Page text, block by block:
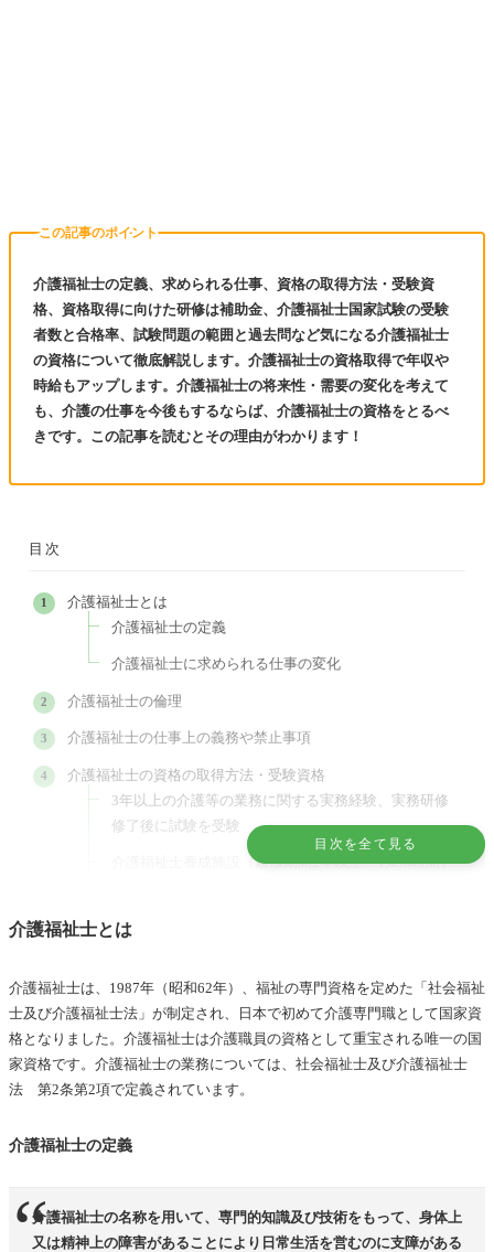
この記事のポイント
介護福祉士の定義、求められる仕事、資格の取得方法・受験資
格、資格取得に向けた研修は補助金、介護福祉士国家試験の受験
者数と合格率、試験問題の範囲と過去問など気になる介護福祉士
の資格について徹底解説します。介護福祉士の資格取得で年収や
時給もアップします。介護福祉士の将来性・需要の変化を考えて
も、介護の仕事を今後もするならば、介護福祉士の資格をとるべ
きです。この記事を読むとその理由がわかります！
目次
目次を全て見る
介護福祉士とは
介護福祉士の定義
介護福祉士に求められる仕事の変化
介護福祉士の倫理
介護福祉士の仕事上の義務や禁止事項
介護福祉士の資格の取得方法・受験資格
3年以上の介護等の業務に関する実務経験、実務研修
修了後に試験を受験
介護福祉士養成施設（履修期間2年以上、1,850時間）
福祉系高校で単位を取得して試験を受験
合も多い！
介護福祉士の資格の勉強方法
介護福祉士国家試験の受験者数と合格率
介護福祉士の試験問題の範囲と過去問
介護福祉士国家試験対策は過去問にあり
介護福祉士の資格取得で年収や時給もアップします！
介護福祉士とは
介護福祉士は、1987年（昭和62年）、福祉の専門資格を定めた「社会福祉
士及び介護福祉士法」が制定され、日本で初めて介護専門職として国家資
格となりました。介護福祉士は介護職員の資格として重宝される唯一の国
家資格です。介護福祉士の業務については、社会福祉士及び介護福祉士
法 第2条第2項で定義されています。
介護福祉士の定義
介護福祉士の名称を用いて、専門的知識及び技術をもって、身体上
又は精神上の障害があることにより日常生活を営むのに支障がある